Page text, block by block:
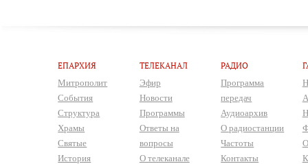
ЕПАРХИЯ
Митрополит
События
Структура
Храмы
Святые
История
ТЕЛЕКАНАЛ
Эфир
Новости
Программы
Ответы на
вопросы
О телеканале
РАДИО
Программа
передач
Аудиоархив
О радиостанции
Частоты
Контакты